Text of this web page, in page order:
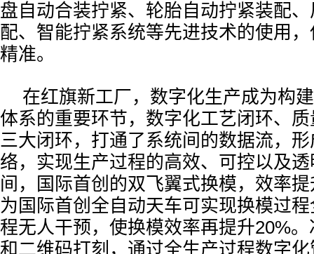
盘自动合装拧紧、轮胎自动拧紧装配
配、智能拧紧系统等先进技术的使用
精准。
在红旗新工厂，数字化生产成为构
体系的重要环节，数字化工艺闭环、
三大闭环，打通了系统间的数据流，
络，实现生产过程的高效、可控以及
间，国际首创的双飞翼式换模，效率
为国际首创全自动天车可实现换模过
程无人干预，使换模效率再提升20%
和二维码打刻，通过全生产过程数字